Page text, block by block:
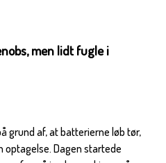
men lidt fugle i
grund af, at batterierne løb tør,
optagelse. Dagen startede